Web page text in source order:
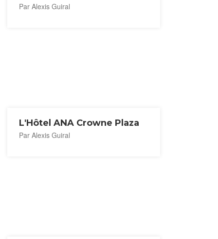
Par Alexis Guiral
L'Hôtel ANA Crowne Plaza
Par Alexis Guiral